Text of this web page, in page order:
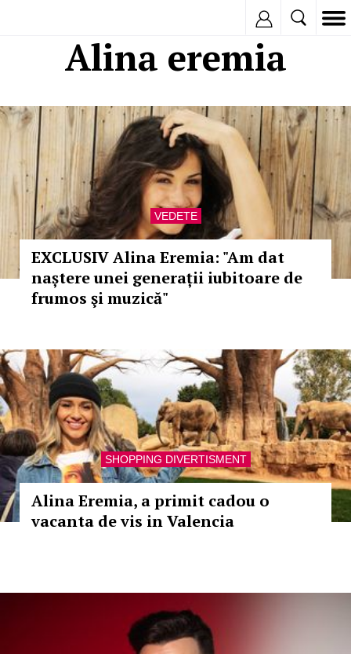
Alina eremia
VEDETE
EXCLUSIV Alina Eremia: "Am dat
naștere unei generații iubitoare de
frumos şi muzică"
SHOPPING DIVERTISMENT
Alina Eremia, a primit cadou o
vacanta de vis in Valencia